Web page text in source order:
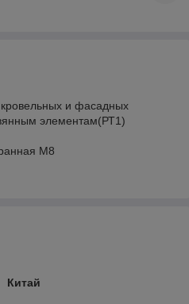
и фасадных
элементам(РТ1)
М8
Китай